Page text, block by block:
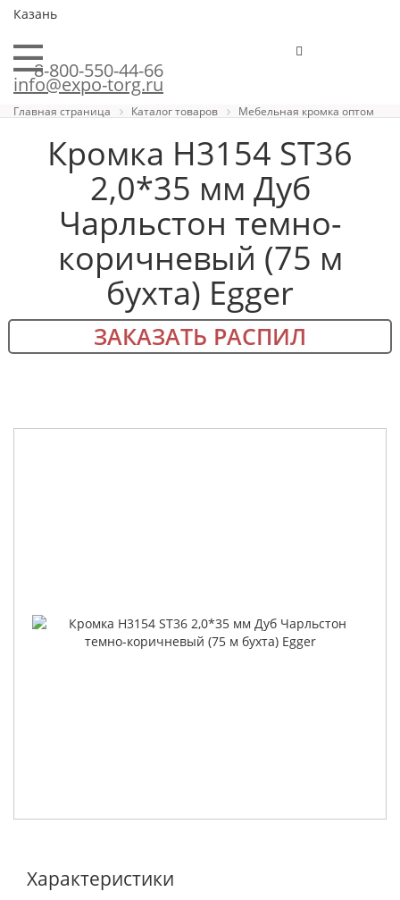
Казань
8-800-550-44-66
info@expo-torg.ru
Главная страница Каталог товаров Мебельная кромка оптом
Кромка H3154 ST36
2,0*35 мм Дуб
Чарльстон темно-
коричневый (75 м
бухта) Egger
ЗАКАЗАТЬ РАСПИЛ
Характеристики